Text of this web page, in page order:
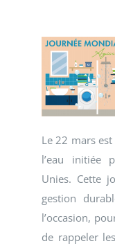
Le 22 mars
l’eau initiée
Unies. Cette
gestion
l’occasion,
de rappeler